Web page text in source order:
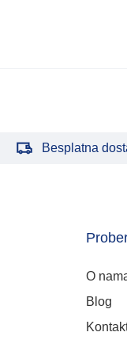
Besplatna
O
Blog